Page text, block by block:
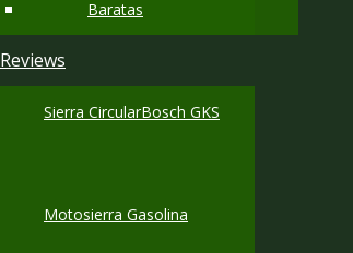
Baratas
Reviews
Sierra CircularBosch GKS
Motosierra Gasolina